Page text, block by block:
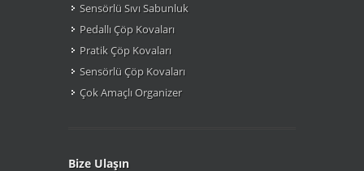
Sensörlü Sıvı Sabunluk
Pedallı Çöp Kovaları
Pratik Çöp Kovaları
Sensörlü Çöp Kovaları
Çok Amaçlı Organizer
Bize Ulaşın